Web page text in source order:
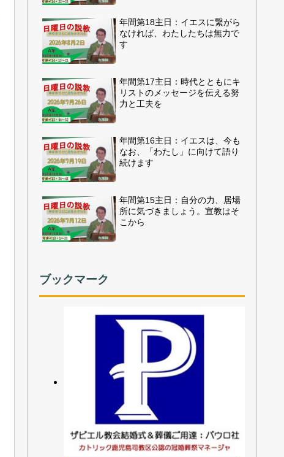
年間第18主日：イエスに繋がら
なければ、わたしたちは無力で
す
年間第17主日：時代とともにキ
リストのメッセージを伝える努
力と工夫を
年間第16主日：イエスは、今も
なお、「わたし」に向けて語り
続けます
年間第15主日：自分の力、居場
所に気づきましょう。宣教はそ
こから
ブックマーク